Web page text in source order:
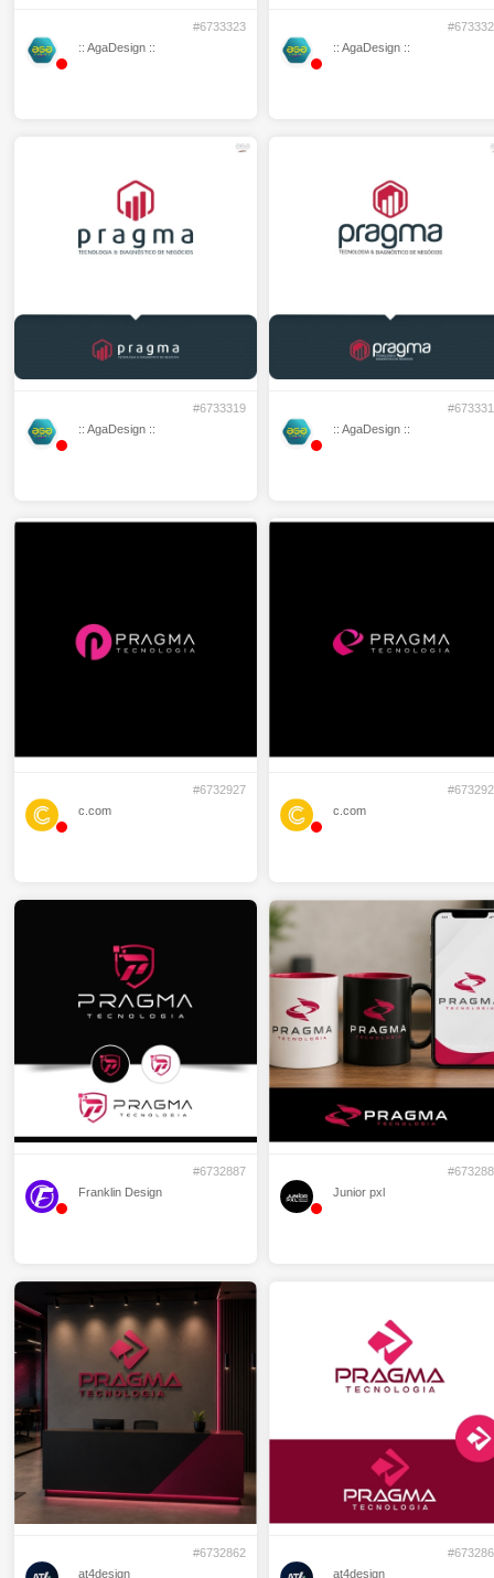
#6733323
:: AgaDesign ::
:: AgaDesign ::
#6733319
:: AgaDesign ::
:: AgaDesign ::
#6732927
c.com
c.com
#6732887
Franklin Design
Junior pxl
#6732862
at4design
at4design